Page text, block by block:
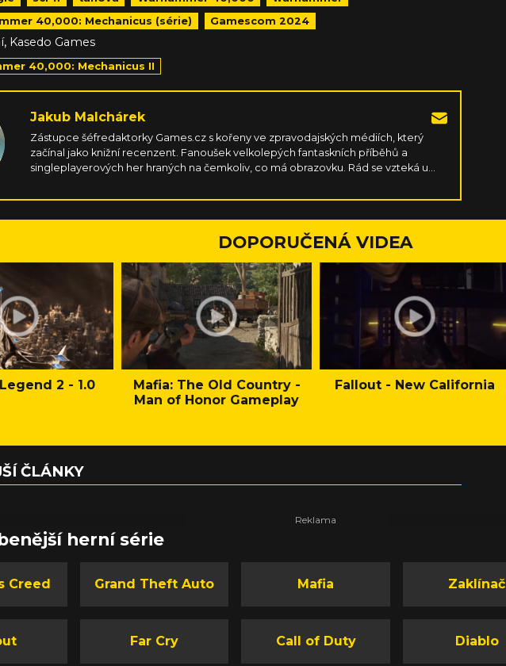
40,000: Mechanicus (série)
Gamescom 2024
, Kasedo Games
40,000: Mechanicus II
Jakub Malchárek
Zástupce šéfredaktorky Games.cz s kořeny ve zpravodajských médiích, který
začínal jako knižní recenzent. Fanoušek velkolepých fantaskních příběhů a
singleplayerových her hraných na čemkoliv, co má obrazovku. Rád se vzteká u
taktizuje u strategií, hltá všechno kolem nakladatelství DC a dobrou skotskou.
DOPORUČENÁ VIDEA
2 - 1.0
Mafia: The Old Country -
Man of Honor Gameplay
Fallout - New California
ČLÁNKY
herní série
Creed Grand Theft Auto Mafia Zaklínač
Far Cry Call of Duty Diablo